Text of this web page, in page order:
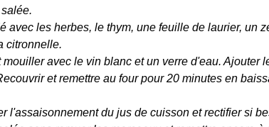
avec les herbes, le thym, une feuille de laurier, un
citronnelle.
avec le vin blanc et un verre d'eau. Ajouter
et remettre au four pour 20 minutes en
l'assaisonnement du jus de cuisson et rectifier si